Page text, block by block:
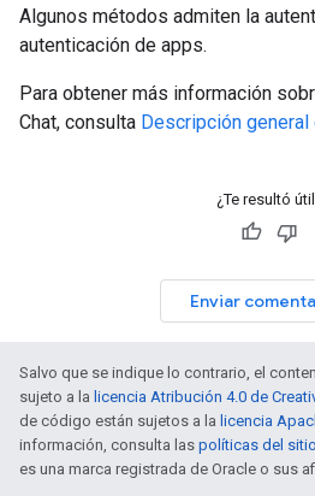
Algunos métodos admiten la
autenticación de apps.
Para obtener más información
Chat, consulta Descripción
¿Te resultó
Enviar
Salvo que se indique lo contrario, el
sujeto a la licencia Atribución 4.0 de
de código están sujetos a la licencia
información, consulta las políticas del
es una marca registrada de Oracle o sus